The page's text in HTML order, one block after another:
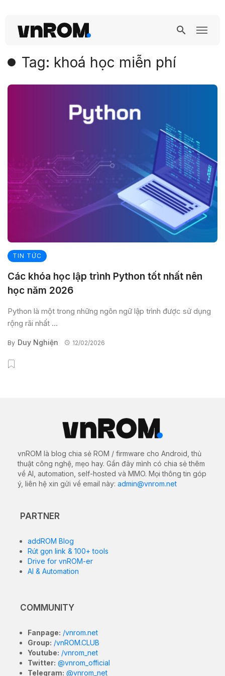
Tag: khoá học miễn phí
TIN TỨC
Các khóa học lập trình Python tốt nhất nên
học năm 2026
Python là một trong những ngôn ngữ lập trình được sử dụng
rộng rãi nhất ...
By Duy Nghiện 12/02/2026
vnROM là blog chia sẻ ROM / firmware cho Android, thủ
thuật công nghệ, mẹo hay. Gần đây mình có chia sẻ thêm
về AI, automation, self-hosted và MMO. Mọi thông tin góp
ý, liên hệ xin gửi về email này: admin@vnrom.net
PARTNER
addROM Blog
Rút gọn link & 100+ tools
Drive for vnROM-er
AI & Automation
COMMUNITY
Fanpage: /vnrom.net
Group: /vnROM.CLUB
Youtube: /vnrom_net
Twitter: @vnrom_official
Telegram: @vnrom_net